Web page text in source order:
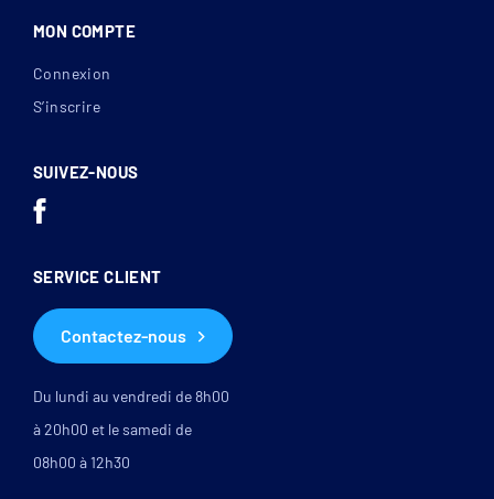
MON COMPTE
Connexion
S’inscrire
SUIVEZ-NOUS
SERVICE CLIENT
Contactez-nous
Du lundi au vendredi de 8h00
à 20h00 et le samedi de
08h00 à 12h30